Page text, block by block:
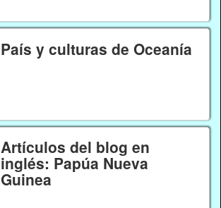
País y culturas de Oceanía
Artículos del blog en
inglés: Papúa Nueva
Guinea